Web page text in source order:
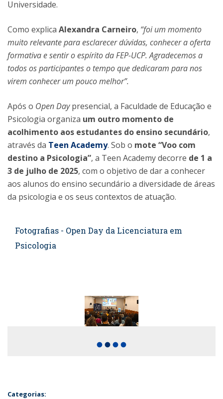
Universidade.
Como explica Alexandra Carneiro, “foi um momento
muito relevante para esclarecer dúvidas, conhecer a oferta
formativa e sentir o espírito da FEP-UCP. Agradecemos a
todosos participantes o tempo que dedicaram para nos
virem conhecer um pouco melhor”.
Após o Open Daypresencial, a Faculdade de Educação e
Psicologia organiza um outro momento de
acolhimento aos estudantes do ensino secundário,
através da Teen Academy. Sob o mote “Voo com
destino a Psicologia”, a Teen Academy decorre de 1 a
3 de julho de 2025, com o objetivo de dar a conhecer
aos alunos do ensino secundário a diversidade de áreas
da psicologia e os seus contextos de atuação.
Fotografias - Open Day da Licenciatura em
Psicologia
fiber_manual_record fiber_manual_record fiber_manual_record fiber_manual_record
Categorias: